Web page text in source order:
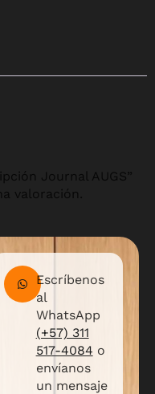
Journal AUGS”
valoración.
Escríbenos
al
WhatsApp
(+57) 311
517-4084 o
envíanos
un mensaje